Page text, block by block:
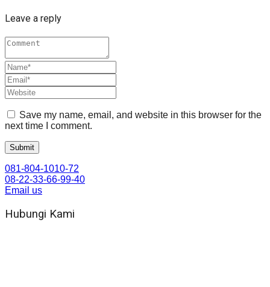
Leave a reply
Save my name, email, and website in this browser for the
next time I comment.
081-804-1010-72
08-22-33-66-99-40
Email us
Hubungi Kami